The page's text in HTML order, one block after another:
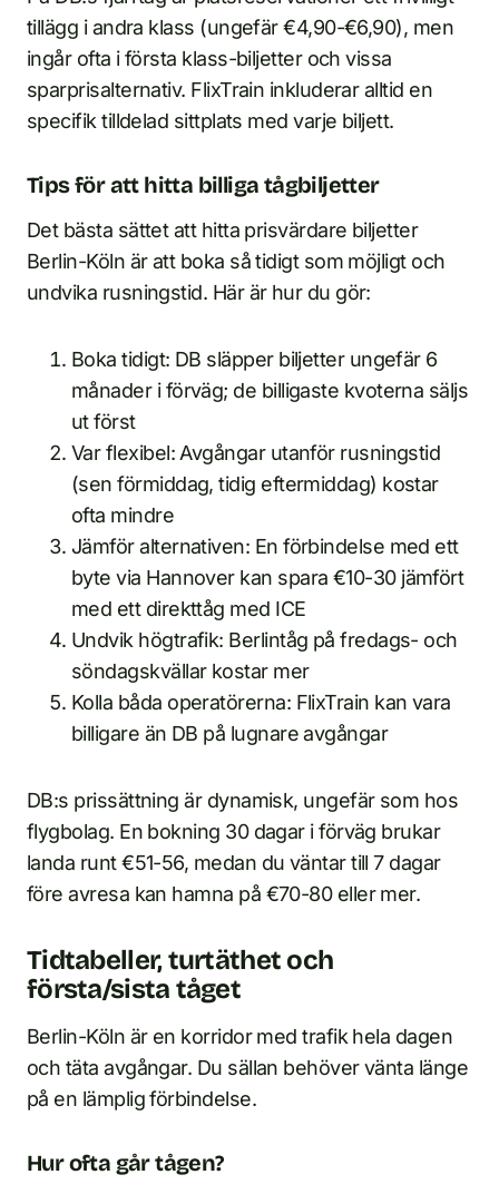
tillägg i andra klass (ungefär €4,90-€6,90), men
ingår ofta i första klass-biljetter och vissa
sparprisalternativ. FlixTrain inkluderar alltid en
specifik tilldelad sittplats med varje biljett.
Tips för att hitta billiga tågbiljetter
Det bästa sättet att hitta prisvärdare biljetter
Berlin-Köln är att boka så tidigt som möjligt och
undvika rusningstid. Här är hur du gör:
Boka tidigt: DB släpper biljetter ungefär 6
månader i förväg; de billigaste kvoterna säljs
ut först
Var flexibel: Avgångar utanför rusningstid
(sen förmiddag, tidig eftermiddag) kostar
ofta mindre
Jämför alternativen: En förbindelse med ett
byte via Hannover kan spara €10-30 jämfört
med ett direkttåg med ICE
Undvik högtrafik: Berlintåg på fredags- och
söndagskvällar kostar mer
Kolla båda operatörerna: FlixTrain kan vara
billigare än DB på lugnare avgångar
DB:s prissättning är dynamisk, ungefär som hos
flygbolag. En bokning 30 dagar i förväg brukar
landa runt €51-56, medan du väntar till 7 dagar
före avresa kan hamna på €70-80 eller mer.
Tidtabeller, turtäthet och
första/sista tåget
Berlin-Köln är en korridor med trafik hela dagen
och täta avgångar. Du sällan behöver vänta länge
på en lämplig förbindelse.
Hur ofta går tågen?